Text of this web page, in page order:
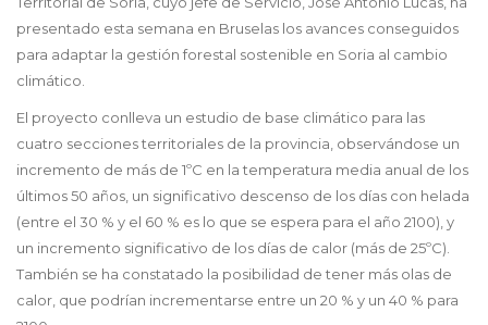
presentado esta semana en Bruselas los avances conseguidos
para adaptar la gestión forestal sostenible en Soria al cambio
climático.
El proyecto conlleva un estudio de base climático para las
cuatro secciones territoriales de la provincia, observándose un
incremento de más de 1ºC en la temperatura media anual de los
últimos 50 años, un significativo descenso de los días con helada
(entre el 30 % y el 60 % es lo que se espera para el año 2100), y
un incremento significativo de los días de calor (más de 25ºC).
También se ha constatado la posibilidad de tener más olas de
calor, que podrían incrementarse entre un 20 % y un 40 % para